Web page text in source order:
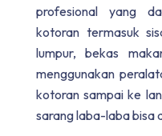
profesional yang
kotoran termasuk
lumpur, bekas
menggunakan
kotoran sampai ke
sarang laba-laba bisa